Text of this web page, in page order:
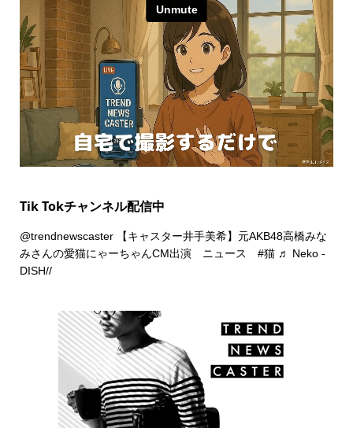
Tik Tokチャンネル配信中
@trendnewscaster【キャスター井手美希】元AKB48高橋みな
みさんの愛猫にゃーちゃんCM出演 ニュース #猫 ♬ Neko -
DISH//